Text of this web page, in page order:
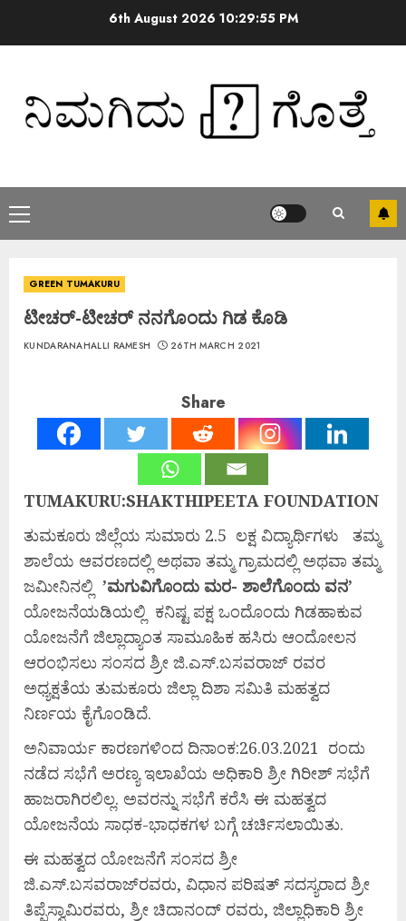
6th August 2026 10:29:56 PM
GREEN TUMAKURU
ಟೀಚರ್-ಟೀಚರ್ ನನಗೊಂದು ಗಿಡ ಕೊಡಿ
KUNDARANAHALLI RAMESH 26TH MARCH 2021
Share
TUMAKURU:SHAKTHIPEETA FOUNDATION
ತುಮಕೂರು ಜಿಲ್ಲೆಯ ಸುಮಾರು 2.5 ಲಕ್ಷ ವಿದ್ಯಾರ್ಥಿಗಳು ತಮ್ಮ
ಶಾಲೆಯ ಆವರಣದಲ್ಲಿ ಅಥವಾ ತಮ್ಮ ಗ್ರಾಮದಲ್ಲಿ ಅಥವಾ ತಮ್ಮ
ಜಮೀನಿನಲ್ಲಿ ’ಮಗುವಿಗೊಂದು ಮರ- ಶಾಲೆಗೊಂದು ವನ’
ಯೋಜನೆಯಡಿಯಲ್ಲಿ ಕನಿಷ್ಟ ಪಕ್ಷ ಒಂದೊಂದು ಗಿಡಹಾಕುವ
ಯೋಜನೆಗೆ ಜಿಲ್ಲಾದ್ಯಾಂತ ಸಾಮೂಹಿಕ ಹಸಿರು ಆಂದೋಲನ
ಆರಂಭಿಸಲು ಸಂಸದ ಶ್ರೀ ಜಿ.ಎಸ್.ಬಸವರಾಜ್ ರವರ
ಅಧ್ಯಕ್ಷತೆಯ ತುಮಕೂರು ಜಿಲ್ಲಾ ದಿಶಾ ಸಮಿತಿ ಮಹತ್ವದ
ನಿರ್ಣಯ ಕೈಗೊಂಡಿದೆ.
ಅನಿವಾರ್ಯ ಕಾರಣಗಳಿಂದ ದಿನಾಂಕ:26.03.2021 ರಂದು
ನಡೆದ ಸಭೆಗೆ ಅರಣ್ಯ ಇಲಾಖೆಯ ಅಧಿಕಾರಿ ಶ್ರೀ ಗಿರೀಶ್ ಸಭೆಗೆ
ಹಾಜರಾಗಿರಲಿಲ್ಲ. ಅವರನ್ನು ಸಭೆಗೆ ಕರೆಸಿ ಈ ಮಹತ್ವದ
ಯೋಜನೆಯ ಸಾಧಕ-ಭಾಧಕಗಳ ಬಗ್ಗೆ ಚರ್ಚಿಸಲಾಯಿತು.
ಈ ಮಹತ್ವದ ಯೋಜನೆಗೆ ಸಂಸದ ಶ್ರೀ
ಜಿ.ಎಸ್.ಬಸವರಾಜ್‌ರವರು, ವಿಧಾನ ಪರಿಷತ್ ಸದಸ್ಯರಾದ ಶ್ರೀ
ತಿಪ್ಪೆಸ್ವಾಮಿರವರು, ಶ್ರೀ ಚಿದಾನಂದ್ ರವರು, ಜಿಲ್ಲಾಧಿಕಾರಿ ಶ್ರೀ